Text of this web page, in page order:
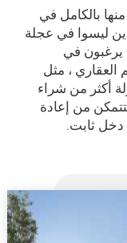
منها بالكامل في
الذين ليسوا في عجلة
يرغبون في
، مثل
أكثر من شراء
من إعادة
دخل ثابت.